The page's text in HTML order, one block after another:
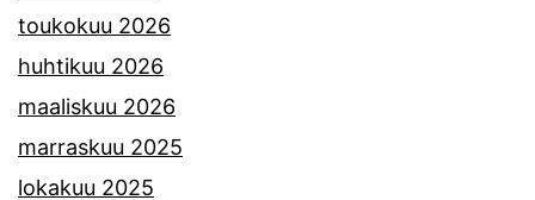
toukokuu 2026
huhtikuu 2026
maaliskuu 2026
marraskuu 2025
lokakuu 2025